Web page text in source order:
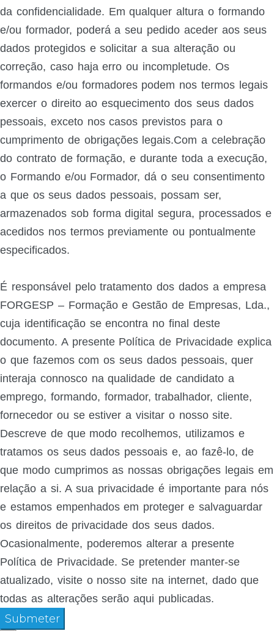
da confidencialidade. Em qualquer altura o formando
e/ou formador, poderá a seu pedido aceder aos seus
dados protegidos e solicitar a sua alteração ou
correção, caso haja erro ou incompletude. Os
formandos e/ou formadores podem nos termos legais
exercer o direito ao esquecimento dos seus dados
pessoais, exceto nos casos previstos para o
cumprimento de obrigações legais.Com a celebração
do contrato de formação, e durante toda a execução,
o Formando e/ou Formador, dá o seu consentimento
a que os seus dados pessoais, possam ser,
armazenados sob forma digital segura, processados e
acedidos nos termos previamente ou pontualmente
especificados.
É responsável pelo tratamento dos dados a empresa
FORGESP – Formação e Gestão de Empresas, Lda.,
cuja identificação se encontra no final deste
documento. A presente Política de Privacidade explica
o que fazemos com os seus dados pessoais, quer
interaja connosco na qualidade de candidato a
emprego, formando, formador, trabalhador, cliente,
fornecedor ou se estiver a visitar o nosso site.
Descreve de que modo recolhemos, utilizamos e
tratamos os seus dados pessoais e, ao fazê-lo, de
que modo cumprimos as nossas obrigações legais em
relação a si. A sua privacidade é importante para nós
e estamos empenhados em proteger e salvaguardar
os direitos de privacidade dos seus dados.
Ocasionalmente, poderemos alterar a presente
Política de Privacidade. Se pretender manter-se
atualizado, visite o nosso site na internet, dado que
todas as alterações serão aqui publicadas.
Submeter